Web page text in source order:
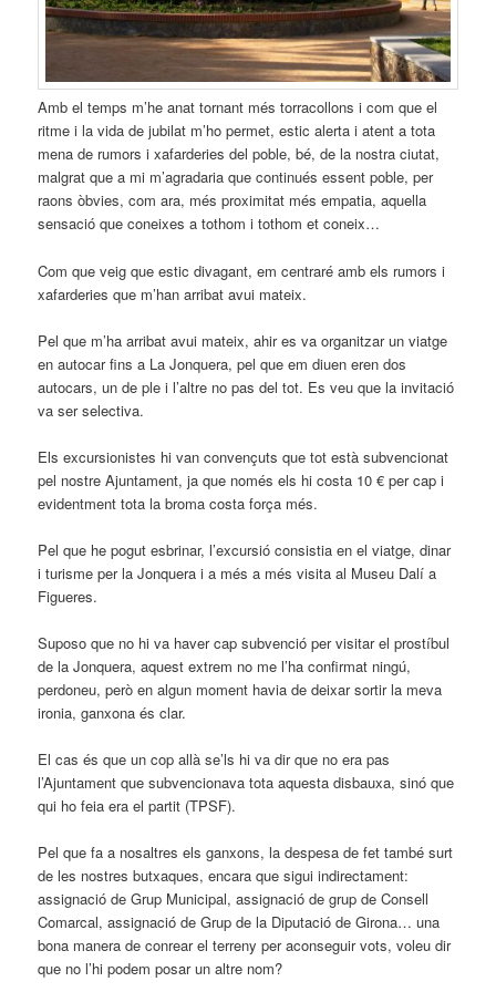
Amb el temps m’he anat tornant més torracollons i com que el
ritme i la vida de jubilat m’ho permet, estic alerta i atent a tota
mena de rumors i xafarderies del poble, bé, de la nostra ciutat,
malgrat que a mi m’agradaria que continués essent poble, per
raons òbvies, com ara, més proximitat més empatia, aquella
sensació que coneixes a tothom i tothom et coneix…
Com que veig que estic divagant, em centraré amb els rumors i
xafarderies que m’han arribat avui mateix.
Pel que m’ha arribat avui mateix, ahir es va organitzar un viatge
en autocar fins a La Jonquera, pel que em diuen eren dos
autocars, un de ple i l’altre no pas del tot. Es veu que la invitació
va ser selectiva.
Els excursionistes hi van convençuts que tot està subvencionat
pel nostre Ajuntament, ja que només els hi costa 10 € per cap i
evidentment tota la broma costa força més.
Pel que he pogut esbrinar, l’excursió consistia en el viatge, dinar
i turisme per la Jonquera i a més a més visita al Museu Dalí a
Figueres.
Suposo que no hi va haver cap subvenció per visitar el prostíbul
de la Jonquera, aquest extrem no me l’ha confirmat ningú,
perdoneu, però en algun moment havia de deixar sortir la meva
ironia, ganxona és clar.
El cas és que un cop allà se’ls hi va dir que no era pas
l’Ajuntament que subvencionava tota aquesta disbauxa, sinó que
qui ho feia era el partit (TPSF).
Pel que fa a nosaltres els ganxons, la despesa de fet també surt
de les nostres butxaques, encara que sigui indirectament:
assignació de Grup Municipal, assignació de grup de Consell
Comarcal, assignació de Grup de la Diputació de Girona… una
bona manera de conrear el terreny per aconseguir vots, voleu dir
que no l’hi podem posar un altre nom?